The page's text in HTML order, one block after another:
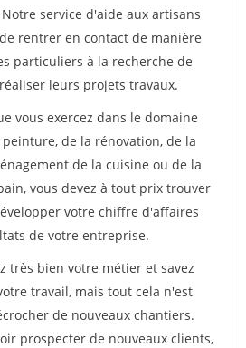
service d'aide aux artisans
rentrer en contact de manière
particuliers à la recherche de
leurs projets travaux.
vous exercez dans le domaine
de la rénovation, de la
de la cuisine ou de la
vous devez à tout prix trouver
votre chiffre d'affaires
de votre entreprise.
très bien votre métier et savez
travail, mais tout cela n'est
de nouveaux chantiers.
prospecter de nouveaux clients,